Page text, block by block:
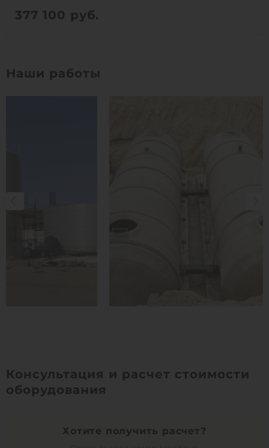
Объем:
377 100 руб.
Наши работы
Консультация и расчет стоимости
оборудования
Хотите получить расчет?